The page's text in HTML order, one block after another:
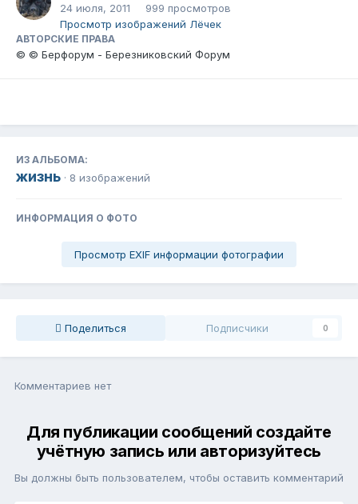
24 июля, 2011
999 просмотров
Просмотр изображений Лёчек
АВТОРСКИЕ ПРАВА
© © Берфорум - Березниковский Форум
ИЗ АЛЬБОМА:
жизнь · 8 изображений
ИНФОРМАЦИЯ О ФОТО
Просмотр EXIF информации фотографии
Поделиться Подписчики 0
Комментариев нет
Для публикации сообщений создайте
учётную запись или авторизуйтесь
Вы должны быть пользователем, чтобы оставить комментарий